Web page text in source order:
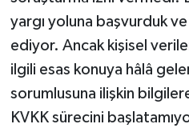
yargı yoluna başvurduk
ediyor. Ancak kişisel
ilgili esas konuya hâlâ
sorumlusuna ilişkin
KVKK sürecini